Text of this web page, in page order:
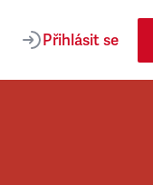
Přihlásit se